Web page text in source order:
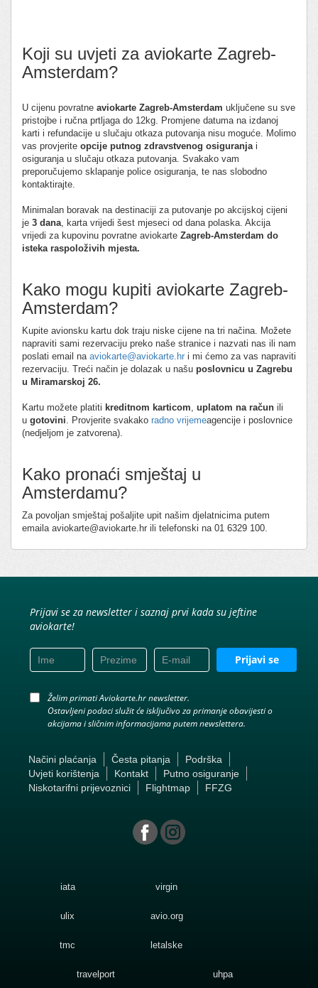
Koji su uvjeti za aviokarte Zagreb-
Amsterdam?
U cijenu povratne aviokarte Zagreb-Amsterdam uključene su sve
pristojbe i ručna prtljaga do 12kg. Promjene datuma na izdanoj
karti i refundacije u slučaju otkaza putovanja nisu moguće. Molimo
vas provjerite opcije putnog zdravstvenog osiguranja i
osiguranja u slučaju otkaza putovanja. Svakako vam
preporučujemo sklapanje police osiguranja, te nas slobodno
kontaktirajte.
Minimalan boravak na destinaciji za putovanje po akcijskoj cijeni
je 3 dana , karta vrijedi šest mjeseci od dana polaska. Akcija
vrijedi za kupovinu povratne aviokarte Zagreb-Amsterdam do
isteka raspoloživih mjesta.
Kako mogu kupiti aviokarte Zagreb-
Amsterdam?
Kupite avionsku kartu dok traju niske cijene na tri načina. Možete
napraviti sami rezervaciju preko naše stranice i nazvati nas ili nam
poslati email na aviokarte@aviokarte.hr i mi ćemo za vas napraviti
rezervaciju. Treći način je dolazak u našu poslovnicu u Zagrebu
u Miramarskoj 26.
Kartu možete platiti kreditnom karticom uplatom na račun ili
u gotovini . Provjerite svakako radno vrijemeagencije i poslovnice
(nedjeljom je zatvorena).
Kako pronaći smještaj u
Amsterdamu?
Za povoljan smještaj pošaljite upit našim djelatnicima putem
emaila aviokarte@aviokarte.hr ili telefonski na 01 6329 100.
Prijavi se za newsletter i saznaj prvi kada su jeftine
aviokarte!
Prijavi se
Želim primati Aviokarte.hr newsletter.
Ostavljeni podaci služit će isključivo za primanje obavijesti o
akcijama i sličnim informacijama putem newslettera.
Načini plaćanja Česta pitanja
Podrška
Uvjeti korištenja
Kontakt
Putno osiguranje
Niskotarifni prijevoznici
Flightmap FFZG
iata virgin
ulix avio.org
tmc letalske
travelport uhpa